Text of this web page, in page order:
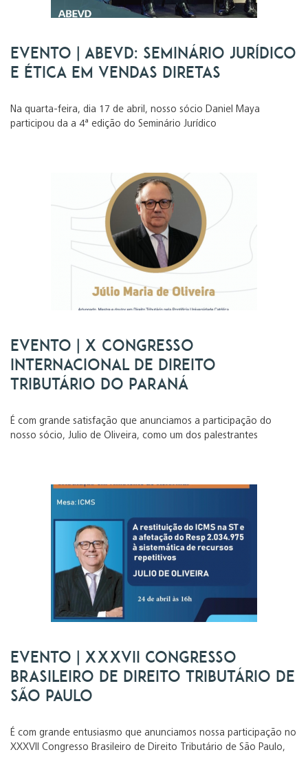
Evento | ABEVD: Seminário Jurídico
e Ética em Vendas Diretas
Na quarta-feira, dia 17 de abril, nosso sócio Daniel Maya
participou da a 4ª edição do Seminário Jurídico
Evento | X Congresso
Internacional de Direito
Tributário do Paraná
É com grande satisfação que anunciamos a participação do
nosso sócio, Julio de Oliveira, como um dos palestrantes
Evento | XXXVII CONGRESSO
BRASILEIRO DE DIREITO TRIBUTÁRIO DE
SÃO PAULO
É com grande entusiasmo que anunciamos nossa participação no
XXXVII Congresso Brasileiro de Direito Tributário de São Paulo,